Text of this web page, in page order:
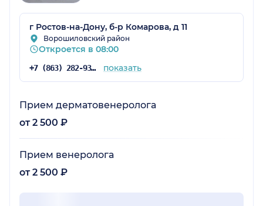
г Ростов-на-Дону, б-р Комарова, д 11
Ворошиловский район
Откроется в 08:00
+7 (863) 282-93-77 показать
Прием дерматовенеролога
от 2 500 ₽
Прием венеролога
от 2 500 ₽